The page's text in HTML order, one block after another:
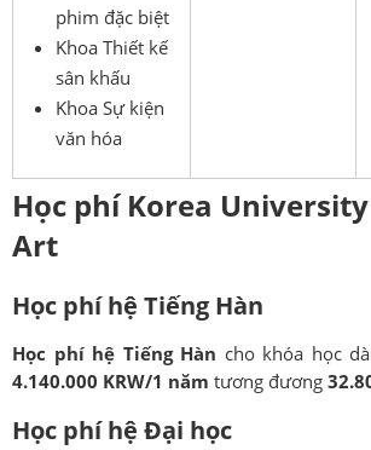
phim đặc biệt
Khoa Thiết kế
sân khấu
Khoa Sự kiện
văn hóa
Học phí Korea
Art
Học phí hệ Tiếng Hàn
Học phí hệ Tiếng Hàn cho khóa học
4.140.000 KRW/1 năm tương đương
Học phí hệ Đại học